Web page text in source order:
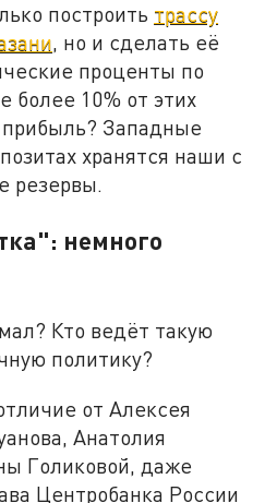
построить трассу
, но и сделать её
проценты по
более 10% от этих
Западные
хранятся наши с
резервы.
немного
Кто ведёт такую
политику?
от Алексея
Анатолия
Голиковой, даже
Центробанка России